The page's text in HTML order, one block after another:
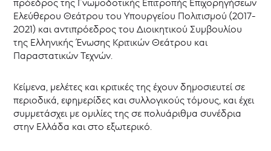
πρόεδρος της Γνωμοδοτικής Επιτροπής Επιχορηγήσεων
Ελεύθερου Θεάτρου του Υπουργείου Πολιτισμού (2017-
2021) και αντιπρόεδρος του Διοικητικού Συμβουλίου
της Ελληνικής Ένωσης Κριτικών Θεάτρου και
Παραστατικών Τεχνών.
Κείμενα, μελέτες και κριτικές της έχουν δημοσιευτεί σε
περιοδικά, εφημερίδες και συλλογικούς τόμους, και έχει
συμμετάσχει με ομιλίες της σε πολυάριθμα συνέδρια
στην Ελλάδα και στο εξωτερικό.